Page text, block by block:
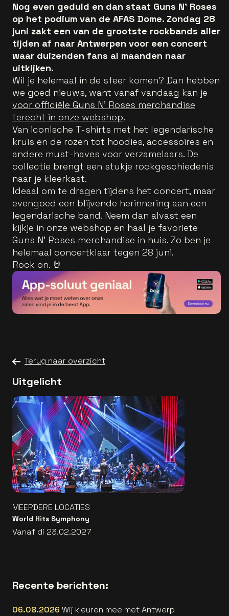
Nog even geduld en dan staat Guns N’ Roses
op het podium van de AFAS Dome. Zondag 28
juni zakt een van de grootste rockbands aller
tijden af naar Antwerpen voor een concert
waar duizenden fans al maanden naar
uitkijken.
Wil je helemaal in de sfeer komen? Dan hebben
we goed nieuws, want vanaf vandaag kan je
voor officiële Guns N’ Roses merchandise
terecht in onze webshop.
Van iconische T-shirts met het legendarische
kruis en de rozen tot hoodies, accessoires en
andere must-haves voor verzamelaars. De
collectie brengt een stukje rockgeschiedenis
naar je kleerkast.
Ideaal om te dragen tijdens het concert, maar
evengoed een blijvende herinnering aan een
legendarische band. Neem dan alvast een
kijkje in onze webshop en haal je favoriete
Guns N’ Roses merchandise in huis. Zo ben je
helemaal concertklaar tegen 28 juni.
Rock on. 🤘
Terug naar overzicht
Uitgelicht
MEERDERE LOCATIES
World Hits Symphony
Vanaf di 23.02.2027
Recente berichten:
06.08.2026 Wij kleuren mee met Antwerp